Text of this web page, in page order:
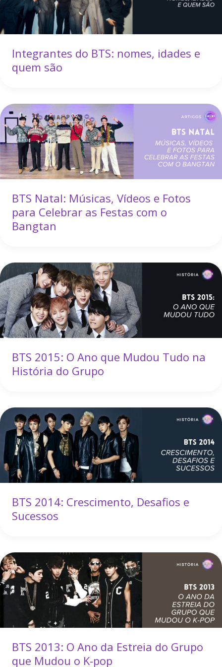
Integrantes do BTS: nomes, idades e
quem são
BTS Natal: Músicas, Vídeos e Fotos
para Celebrar as Festas com o
Bangtan
BTS 2015: O Ano que Mudou Tudo na
História do Grupo
BTS 2014: Crescimento, Desafios e
Sucessos
BTS 2013: O Ano da Estreia do Grupo
que Mudou o K-pop